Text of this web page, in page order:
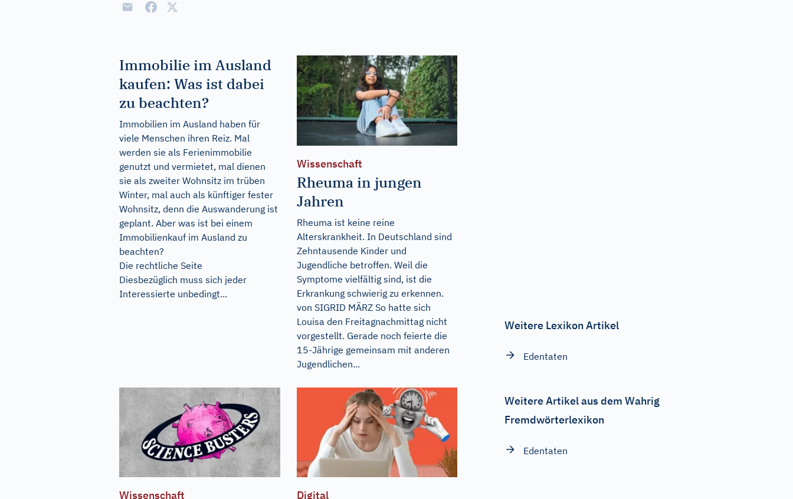
Immobilie im Ausland
kaufen: Was ist dabei
zu beachten?
Immobilien im Ausland haben für
viele Menschen ihren Reiz. Mal
werden sie als Ferienimmobilie
genutzt und vermietet, mal dienen
sie als zweiter Wohnsitz im trüben
Winter, mal auch als künftiger fester
Wohnsitz, denn die Auswanderung ist
geplant. Aber was ist bei einem
Immobilienkauf im Ausland zu
beachten?
Die rechtliche Seite
Diesbezüglich muss sich jeder
Interessierte unbedingt...
Wissenschaft
Rheuma in jungen
Jahren
Rheuma ist keine reine
Alterskrankheit. In Deutschland sind
Zehntausende Kinder und
Jugendliche betroffen. Weil die
Symptome vielfältig sind, ist die
Erkrankung schwierig zu erkennen.
von SIGRID MÄRZ So hatte sich
Louisa den Freitagnachmittag nicht
vorgestellt. Gerade noch feierte die
15-Jährige gemeinsam mit anderen
Jugendlichen...
Wissenschaft Digital
Weitere Lexikon Artikel
Edentaten
Weitere Artikel aus dem Wahrig
Fremdwörterlexikon
Edentaten